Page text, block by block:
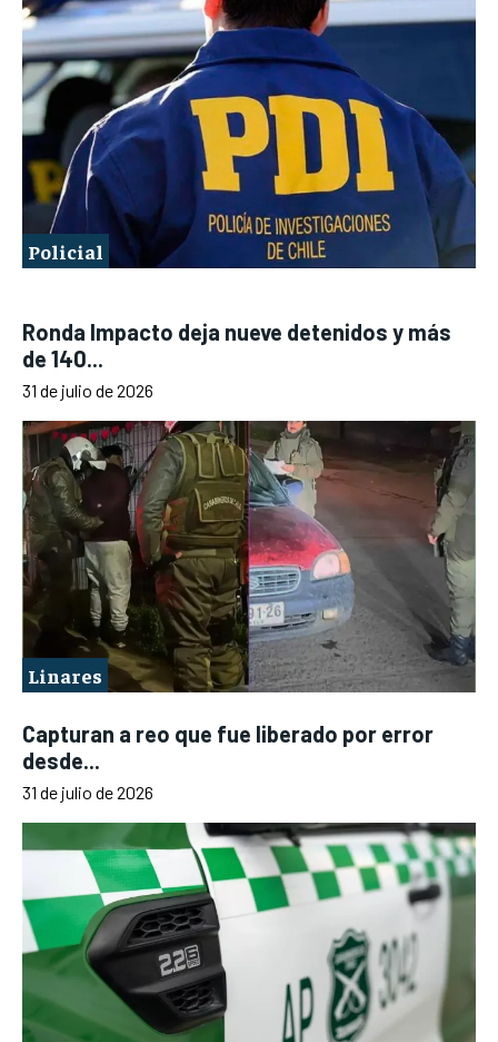
Policial
Ronda Impacto deja nueve detenidos y más
de 140...
31 de julio de 2026
Linares
Capturan a reo que fue liberado por error
desde...
31 de julio de 2026